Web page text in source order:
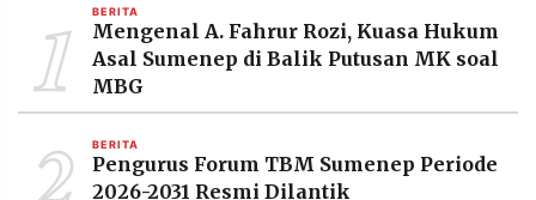
PRAMUDITA
2026
1 BERITA
Mengenal A. Fahrur Rozi, Kuasa Hukum
Asal Sumenep di Balik Putusan MK soal
MBG
BERITA
Pengurus Forum TBM Sumenep Periode
2026-2031 Resmi Dilantik